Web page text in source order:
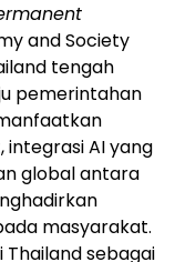
and Society
tengah
pemerintahan
integrasi AI yang
global antara
masyarakat.
Thailand sebagai